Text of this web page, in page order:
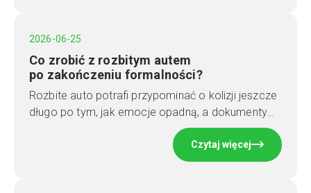
2026-06-25
Co zrobić z rozbitym autem
po zakończeniu formalności?
Rozbite auto potrafi przypominać o kolizji jeszcze
długo po tym, jak emocje opadną, a dokumenty…
Czytaj więcej